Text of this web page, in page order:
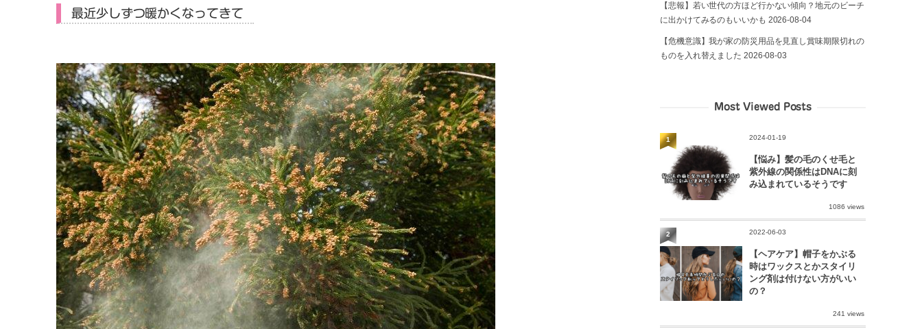
最近少しずつ暖かくなってきて
【悲報】若い世代の方ほど行かない傾向？地元のビーチ
に出かけてみるのもいいかも 2026-08-04
【危機意識】我が家の防災用品を見直し賞味期限切れの
ものを入れ替えました 2026-08-03
Most Viewed Posts
2024-01-19
【悩み】髪の毛のくせ毛と
紫外線の関係性はDNAに刻
み込まれているそうです
1086 views
1
2022-06-03
【ヘアケア】帽子をかぶる
時はワックスとかスタイリ
ング剤は付けない方がいい
の？
241 views
2